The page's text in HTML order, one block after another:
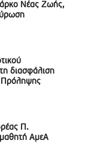
Νέας Ζωής,
διασφάλιση
Πρόληψης
Π.
ΑμεΑ